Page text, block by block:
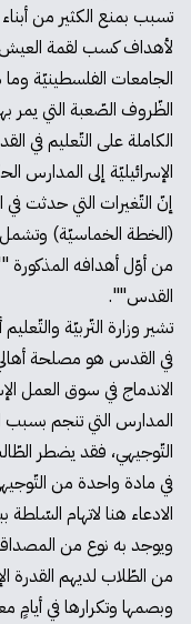
تسبب بمنع الكثير من
لأهداف كسب لقمة العيش
الجامعات الفلسطينيّة
الظّروف الصّعبة التي يمر
الكاملة على التّعليم في
الإسرائيليّة إلى المدارس
إنّ التّغيرات التي حدثت في
(الخطة الخماسيّة) وتشمل
من أوّل أهدافه المذكورة
القدس"".
تشير وزارة التّربيّة
في القدس هو مصلحة
الاندماج في سوق العمل
المدارس التي تنجم بسبب
التّوجيهي، فقد يضطر
في مادة واحدة من
الادعاء هنا لاتهام السّلطة
ويوجد به نوع من
من الطّلاب لديهم القدرة
وبصمها وتكرارها في أيامٍ